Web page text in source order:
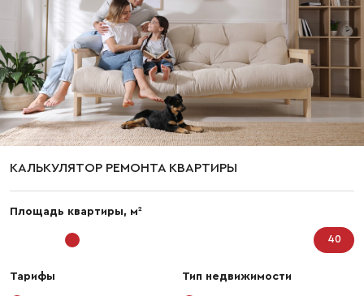
КАЛЬКУЛЯТОР РЕМОНТА КВАРТИРЫ
Площадь квартиры, м2
Тарифы Тип недвижимости